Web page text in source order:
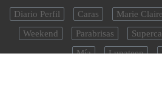
Diario Perfil Caras Marie Claire
Weekend
Parabrisas
Mía
Lunateen